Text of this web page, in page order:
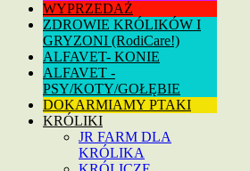
WYPRZEDAŻ
ZDROWIE KRÓLIKÓW I
GRYZONI (RodiCare!)
ALFAVET- KONIE
ALFAVET -
PSY/KOTY/GOŁĘBIE
DOKARMIAMY PTAKI
KRÓLIKI
JR FARM DLA
KRÓLIKA